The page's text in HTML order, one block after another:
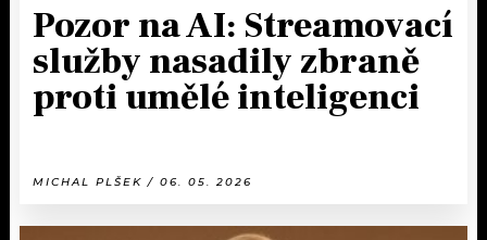
Pozor na AI: Streamovací
služby nasadily zbraně
proti umělé inteligenci
MICHAL PLŠEK / 06. 05. 2026